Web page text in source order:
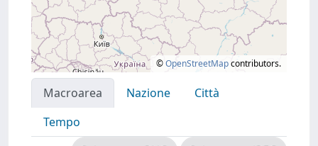
©OpenStreetMapcontributors.
Macroarea Nazione
Città
Tempo